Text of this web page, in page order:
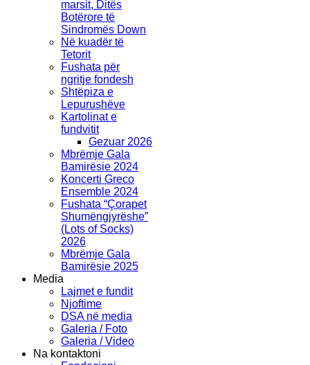
marsit, Ditës
Botërore të
Sindromës Down
Në kuadër të
Tetorit
Fushata për
ngritje fondesh
Shtëpiza e
Lepurushëve
Kartolinat e
fundvitit
Gezuar 2026
Mbrëmje Gala
Bamirësie 2024
Koncerti Greco
Ensemble 2024
Fushata “Çorapet
Shumëngjyrëshe”
(Lots of Socks)
2026
Mbrëmje Gala
Bamirësie 2025
Media
Lajmet e fundit
Njoftime
DSA në media
Galeria / Foto
Galeria / Video
Na kontaktoni